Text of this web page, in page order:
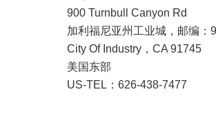
900 Turnbull Canyon Rd
加利福尼亚州工业城，邮编：
City Of Industry，CA 91745
美国东部
US-TEL：626-438-7477